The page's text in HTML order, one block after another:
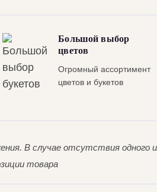
Большой выбор
цветов
Огромный ассортимент
цветов и букетов
В случае отсутствия
товара